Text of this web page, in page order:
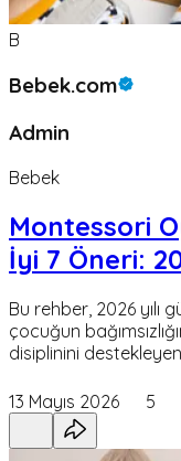
B
Bebek.com
Admin
Bebek
Montessori
İyi 7 Öneri:
Bu rehber, 2026 yılı
çocuğun
disiplinini
13 Mayıs 2026 5